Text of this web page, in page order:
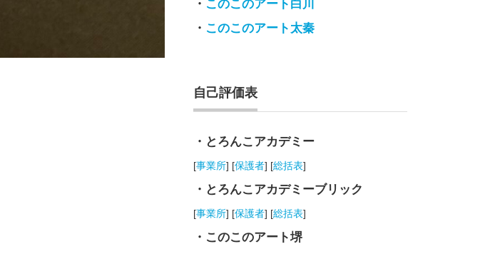
・ このこのアート白川
・ このこのアート太秦
自己評価表
・とろんこアカデミー
[事業所] [保護者] [総括表]
・とろんこアカデミーブリック
[事業所] [保護者] [総括表]
・このこのアート堺